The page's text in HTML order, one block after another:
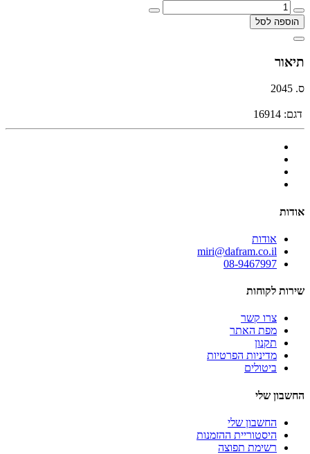
הוספה לסל
תיאור
ס. 2045
דגם: 16914
אודות
אודות
miri@dafram.co.il
08-9467997
שירות לקוחות
צרו קשר
מפת האתר
תקנון
מדיניות הפרטיות
ביטולים
החשבון שלי
החשבון שלי
היסטוריית ההזמנות
רשימת תפוצה